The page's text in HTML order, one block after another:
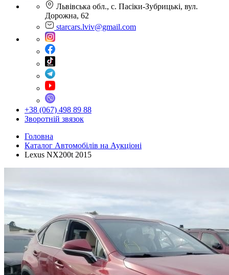
Львівська обл., с. Пасіки-Зубрицькі, вул.
Дорожна, 62
starcars.lviv@gmail.com
+38 (067) 498 89 88
Зворотній звязок
Головна
Каталог Автомобілів на Аукціоні
Lexus NX200t 2015